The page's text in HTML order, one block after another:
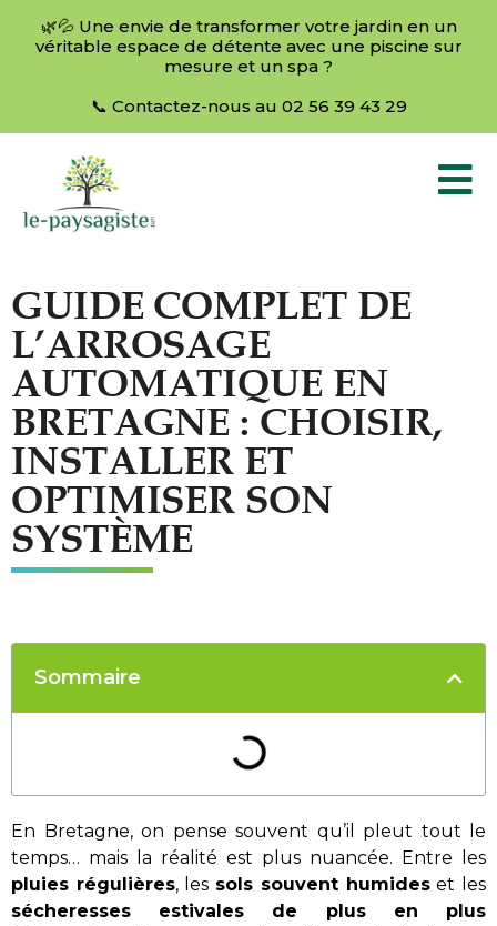
🌿💦 Une envie de transformer votre jardin en un
véritable espace de détente avec une piscine sur
mesure et un spa ?
📞 Contactez-nous au 02 56 39 43 29
GUIDE COMPLET DE
L’ARROSAGE
AUTOMATIQUE EN
BRETAGNE : CHOISIR,
INSTALLER ET
OPTIMISER SON
SYSTÈME
Sommaire
En Bretagne, on pense souvent qu’il pleut tout le
temps… mais la réalité est plus nuancée. Entre les
pluies régulières, les sols souvent humideset les
sécheresses estivales de plus en plus